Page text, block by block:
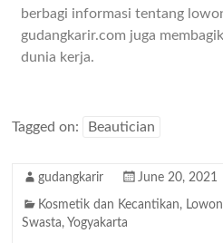
berbagi informasi tentang
gudangkarir.com juga
dunia kerja.
Tagged on: Beautician
gudangkarir June 20, 2021
Kosmetik dan Kecantikan,
Swasta, Yogyakarta